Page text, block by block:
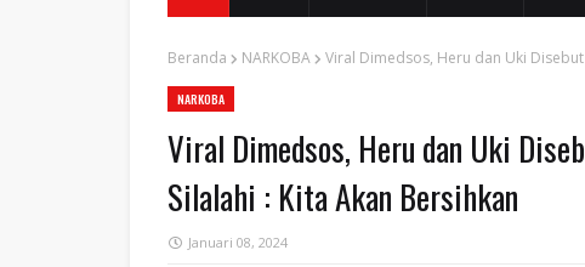
Beranda NARKOBA Viral Dimedsos, Heru dan Uki
NARKOBA
Viral Dimedsos, Heru dan Uki
Silalahi : Kita Akan Bersihkan
Januari 08, 2024